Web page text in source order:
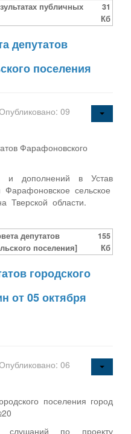
публичных
31
Кб
депутатов
поселения
09
Фарафоновского
дополнений в Устав
Фарафоновское сельское
Тверской области.
депутатов
поселения]
155
Кб
городского
от 05 октября
06
поселения город
слушаний по проекту